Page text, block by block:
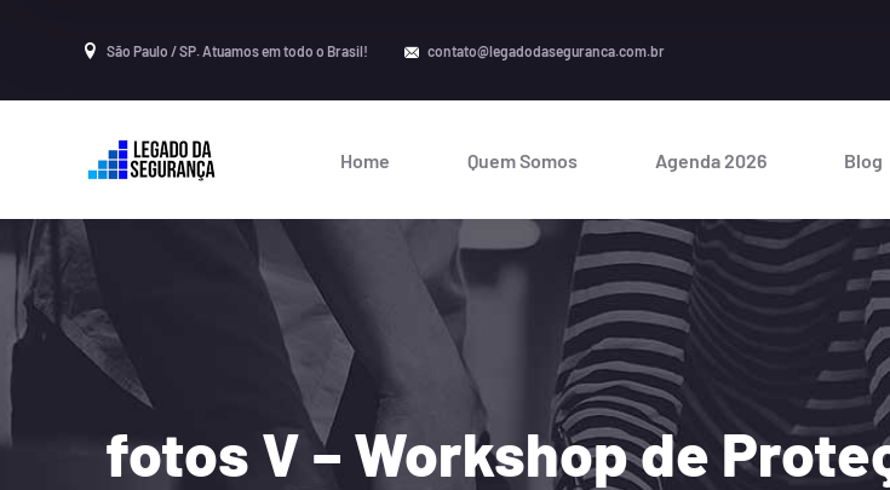
São Paulo / SP. Atuamos em todo o Brasil! contato@legadodaseguranca.com.br
Home Quem Somos Agenda 2026 Blog
fotos V – Workshop de